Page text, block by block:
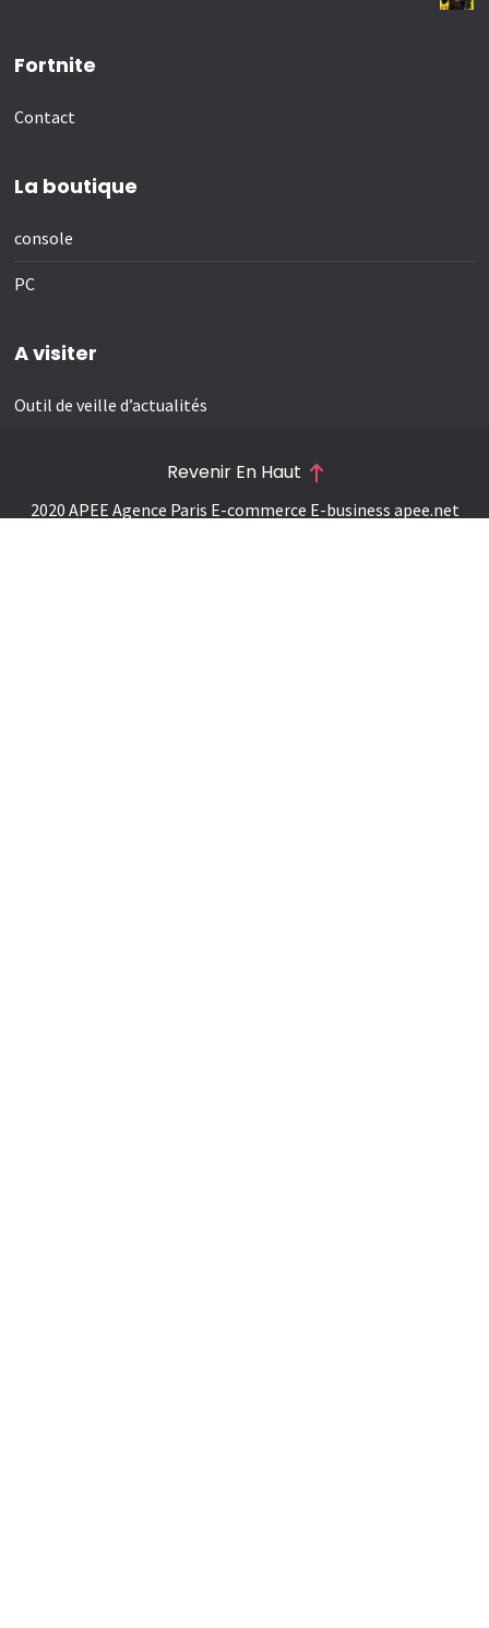
Fortnite
Contact
La boutique
console
PC
A visiter
Outil de veille d’actualités
2020 APEE Agence Paris E-commerce E-business apee.net
Revenir En Haut